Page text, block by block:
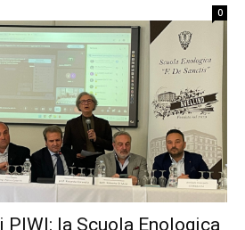
0
la Scuola Enologica